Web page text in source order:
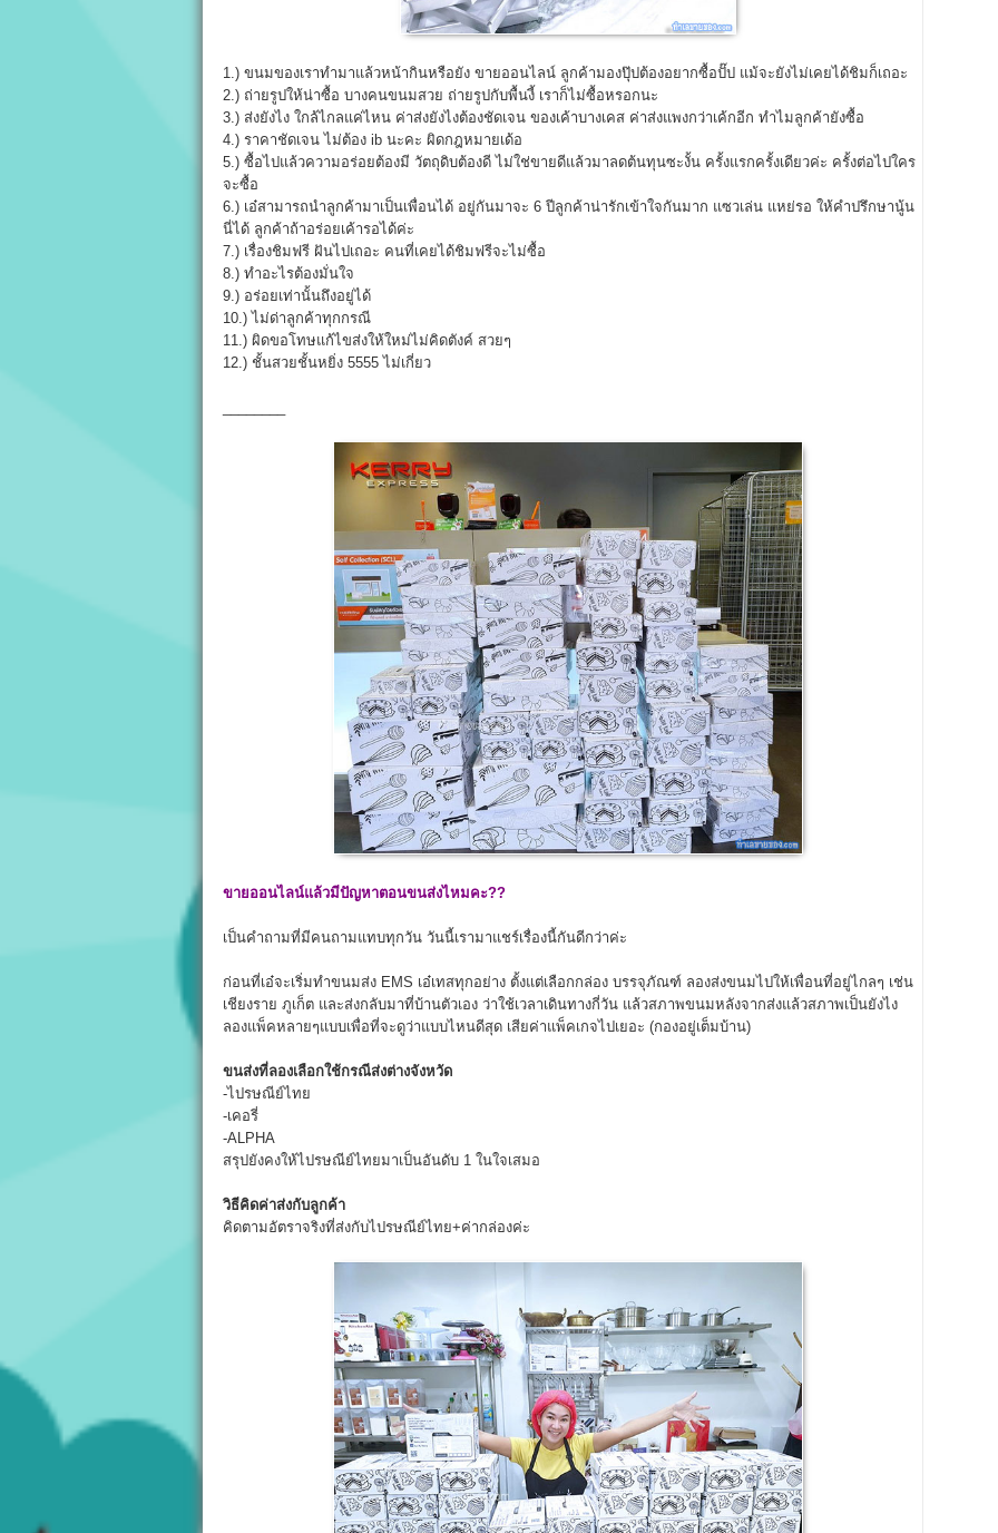
1.) ขนมของเราทำมาแล้วหน้ากินหรือยัง ขายออนไลน์ ลูกค้ามองปุ๊ปต้องอยากซื้อปั๊ป แม้จะยังไม่เคยได้ชิมก็เถอะ
2.) ถ่ายรูปให้น่าซื้อ บางคนขนมสวย ถ่ายรูปกับพื้นงี้ เราก็ไม่ซื้อหรอกนะ
3.) ส่งยังไง ใกล้ไกลแค่ไหน ค่าส่งยังไงต้องชัดเจน ของเค้าบางเคส ค่าส่งแพงกว่าเค้กอีก ทำไมลูกค้ายังซื้อ
4.) ราคาชัดเจน ไม่ต้อง ib นะคะ ผิดกฎหมายเด้อ
5.) ซื้อไปแล้วความอร่อยต้องมี วัตถุดิบต้องดี ไม่ใช่ขายดีแล้วมาลดต้นทุนซะงั้น ครั้งแรกครั้งเดียวค่ะ ครั้งต่อไปใคร
จะซื้อ
6.) เอ๋สามารถนำลูกค้ามาเป็นเพื่อนได้ อยู่กันมาจะ 6 ปีลูกค้าน่ารักเข้าใจกันมาก แซวเล่น แหย่รอ ให้คำปรึกษานู้น
นี่ได้ ลูกค้าถ้าอร่อยเค้ารอได้ค่ะ
7.) เรื่องชิมฟรี ฝันไปเถอะ คนที่เคยได้ชิมฟรีจะไม่ซื้อ
8.) ทำอะไรต้องมั่นใจ
9.) อร่อยเท่านั้นถึงอยู่ได้
10.) ไม่ด่าลูกค้าทุกกรณี
11.) ผิดขอโทษแก้ไขส่งให้ใหม่ไม่คิดตังค์ สวยๆ
12.) ชั้นสวยชั้นหยิ่ง 5555 ไม่เกี่ยว
ขายออนไลน์แล้วมีปัญหาตอนขนส่งไหมคะ??
เป็นคำถามที่มีคนถามแทบทุกวัน วันนี้เรามาแชร์เรื่องนี้กันดีกว่าค่ะ
ก่อนที่เอ๋จะเริ่มทำขนมส่ง EMS เอ๋เทสทุกอย่าง ตั้งแต่เลือกกล่อง บรรจุภัณฑ์ ลองส่งขนมไปให้เพื่อนที่อยู่ไกลๆ เช่น
เชียงราย ภูเก็ต และส่งกลับมาที่บ้านตัวเอง ว่าใช้เวลาเดินทางกี่วัน แล้วสภาพขนมหลังจากส่งแล้วสภาพเป็นยังไง
ลองแพ็คหลายๆแบบเพื่อที่จะดูว่าแบบไหนดีสุด เสียค่าแพ็คเกจไปเยอะ (กองอยู่เต็มบ้าน)
ขนส่งที่ลองเลือกใช้กรณีส่งต่างจังหวัด
-ไปรษณีย์ไทย
-เคอรี่
-ALPHA
สรุปยังคงให้ไปรษณีย์ไทยมาเป็นอันดับ 1 ในใจเสมอ
วิธีคิดค่าส่งกับลูกค้า
คิดตามอัตราจริงที่ส่งกับไปรษณีย์ไทย+ค่ากล่องค่ะ